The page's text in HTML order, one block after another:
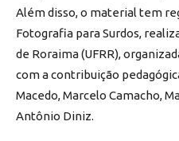
Além disso, o material tem
Fotografia para Surdos,
de Roraima (UFRR),
com a contribuição
Macedo, Marcelo Camacho,
Antônio Diniz.